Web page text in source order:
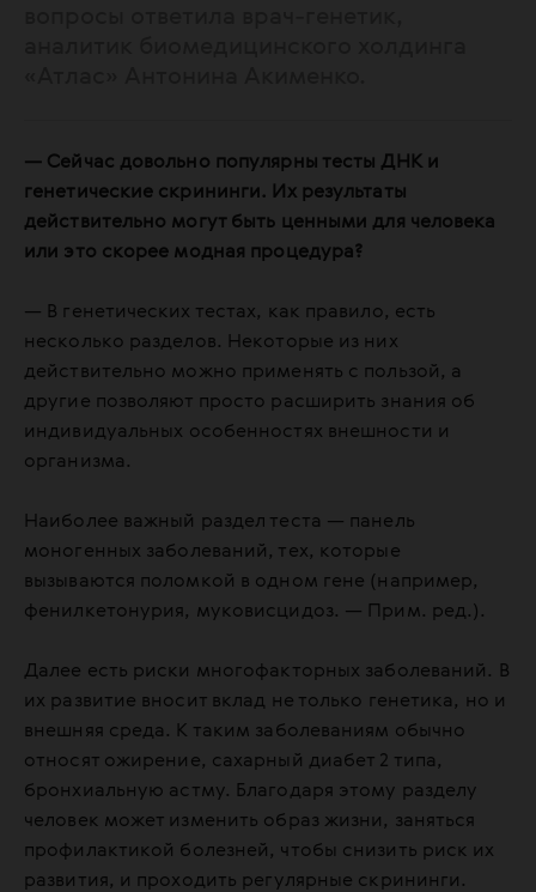
— Сейчас довольно популярны тесты ДНК и
генетические скрининги. Их результаты
действительно могут быть ценными для человека
или это скорее модная процедура?
— В генетических тестах, как правило, есть
несколько разделов. Некоторые из них
действительно можно применять с пользой, а
другие позволяют просто расширить знания об
индивидуальных особенностях внешности и
организма.
Наиболее важный раздел теста — панель
моногенных заболеваний, тех, которые
вызываются поломкой в одном гене (например,
фенилкетонурия, муковисцидоз. — Прим. ред.).
Далее есть риски многофакторных заболеваний. В
их развитие вносит вклад не только генетика, но и
внешняя среда. К таким заболеваниям обычно
относят ожирение, сахарный диабет 2 типа,
бронхиальную астму. Благодаря этому разделу
человек может изменить образ жизни, заняться
профилактикой болезней, чтобы снизить риск их
развития, и проходить регулярные скрининги.